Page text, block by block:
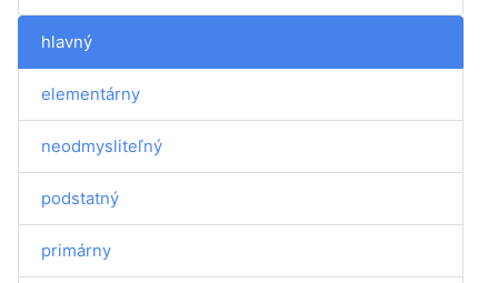
hlavný
elementárny
neodmysliteľný
podstatný
primárny